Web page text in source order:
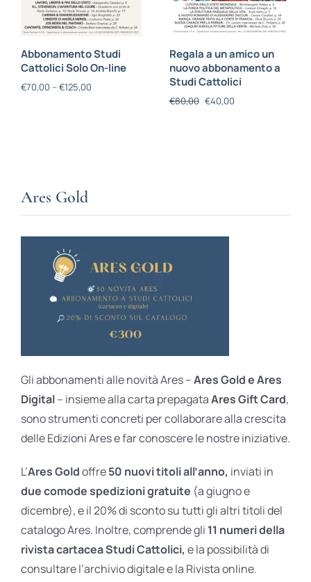
Abbonamento Studi
Cattolici Solo On-line
€70,00 – €125,00
Regala a un amico un
nuovo abbonamento a
Studi Cattolici
€80,00 €40,00
Ares Gold
Gli abbonamenti alle novità Ares –Ares Gold e Ares
Digital– insieme alla carta prepagataAres Gift Card,
sono strumenti concreti per collaborare alla crescita
delle Edizioni Ares e far conoscere le nostre iniziative.
L’Ares Goldoffre50 nuovi titoli all’anno, inviati in
due comode spedizioni gratuite (a giugno e
dicembre), e il 20% di sconto su tutti gli altri titoli del
catalogo Ares. Inoltre, comprende gli 11 numeri della
rivista cartacea Studi Cattolici, e la possibilità di
consultare l’archivio digitale e la Rivista online.